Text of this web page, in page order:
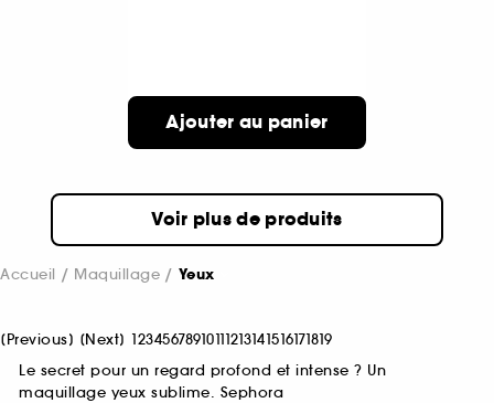
Ajouter au panier
Voir plus de produits
Accueil Maquillage Yeux
[Previous] [Next] 12345678910111213141516171819
Le secret pour un regard profond et intense ? Un
maquillage yeux sublime. Sephora